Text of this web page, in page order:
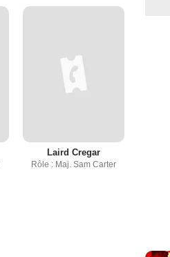
Laird Cregar
Rôle : Maj. Sam Carter